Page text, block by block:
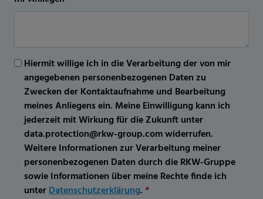
Hiermit willige ich in die Verarbeitung der von mir
angegebenen personenbezogenen Daten zu
Zwecken der Kontaktaufnahme und Bearbeitung
meines Anliegens ein. Meine Einwilligung kann ich
jederzeit mit Wirkung für die Zukunft unter
data.protection@rkw-group.com widerrufen.
Weitere Informationen zur Verarbeitung meiner
personenbezogenen Daten durch die RKW-Gruppe
sowie Informationen über meine Rechte finde ich
unterDatenschutzerklärung.*